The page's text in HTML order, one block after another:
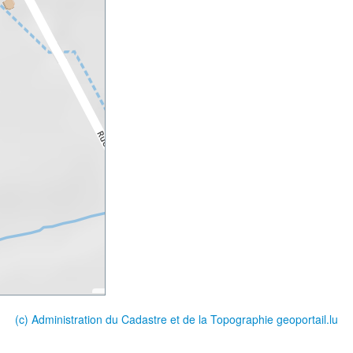
(c) Administration du Cadastre et de la Topographie geoportail.lu